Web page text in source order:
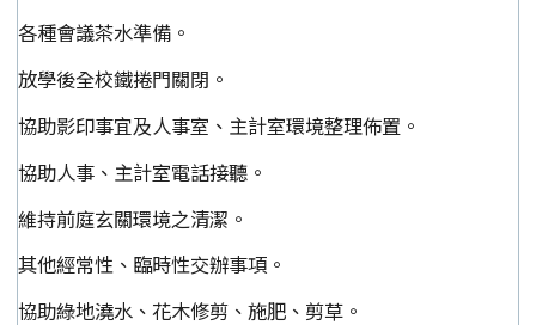
各種會議茶水準備。
放學後全校鐵捲門關閉。
協助影印事宜及人事室、主計室環境整理佈置。
協助人事、主計室電話接聽。
維持前庭玄關環境之清潔。
其他經常性、臨時性交辦事項。
協助綠地澆水、花木修剪、施肥、剪草。